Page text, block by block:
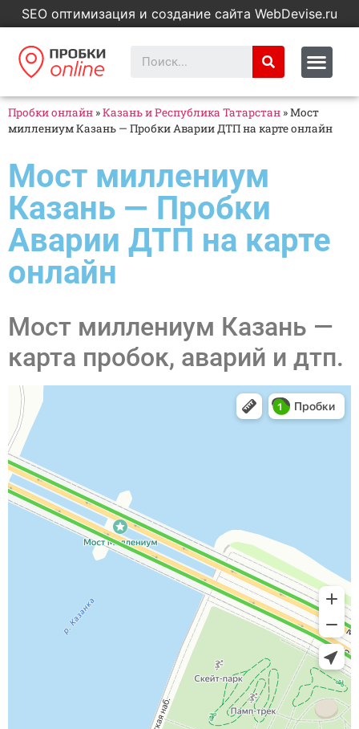
SEO оптимизация и создание сайта WebDevise.ru
Пробки онлайн »Казань и Республика Татарстан »Мост
миллениум Казань — Пробки Аварии ДТП на карте онлайн
Мост миллениум
Казань — Пробки
Аварии ДТП на карте
онлайн
Мост миллениум Казань —
карта пробок, аварий и дтп.